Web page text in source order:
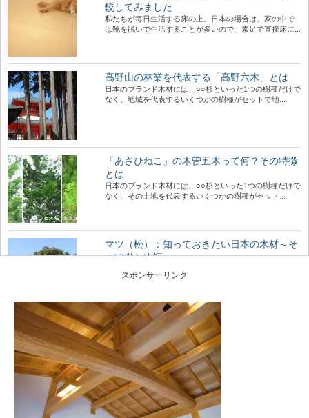
較してみました
私たちが毎日生活する床の上。日本の場合は、家の中で
は靴を脱いで生活することが多いので、素足で直接床に...
高野山の林業を代表する「高野六木」とは
日本のブランド木材には、○○杉といった1つの樹種だけで
なく、地域を代表するいくつかの樹種がセットで地...
「あさひねこ」の木曽五木って何？その特徴
とは
日本のブランド木材には、○○杉といった1つの樹種だけで
なく、その土地を代表するいくつかの樹種がセット...
マツ（松）：知っておきたい日本の木材～そ
の特徴と物語～
ーズ。 今回は、日本の風景を形づくる代表的な...
ヒノキ（桧）：知っておきたい日本の木材～
その特徴と物語～
日本人なら知っておきたい日本の木材をご紹介するシリ
ーズ。 今回は、日本建築には欠かせない針葉樹...
針葉樹と広葉樹の違いって何？森から木材ま
スポンサーリンク